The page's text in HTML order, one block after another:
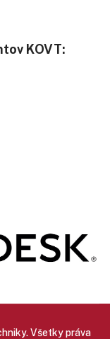
KOVT:
Všetky práva